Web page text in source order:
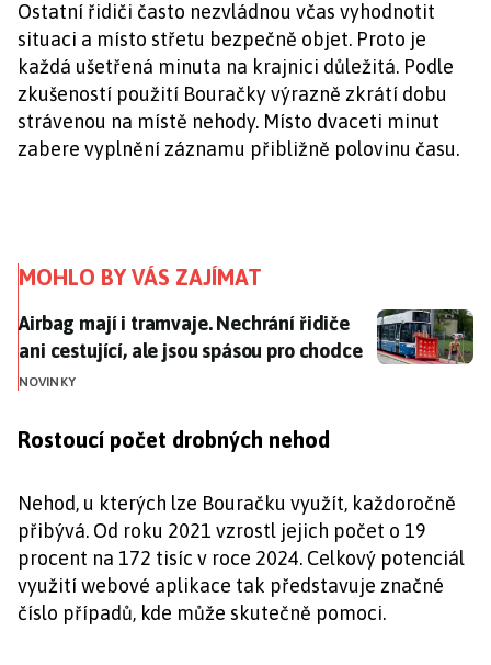
Ostatní řidiči často nezvládnou včas vyhodnotit
situaci a místo střetu bezpečně objet. Proto je
každá ušetřená minuta na krajnici důležitá. Podle
zkušeností použití Bouračky výrazně zkrátí dobu
strávenou na místě nehody. Místo dvaceti minut
zabere vyplnění záznamu přibližně polovinu času.
MOHLO BY VÁS ZAJÍMAT
Airbag mají i tramvaje. Nechrání řidiče ani cestující,
Airbag mají i tramvaje. Nechrání řidiče
ani cestující, ale jsou spásou pro chodce
NOVINKY
Rostoucí počet drobných nehod
Nehod, u kterých lze Bouračku využít, každoročně
přibývá. Od roku 2021 vzrostl jejich počet o 19
procent na 172 tisíc v roce 2024. Celkový potenciál
využití webové aplikace tak představuje značné
číslo případů, kde může skutečně pomoci.